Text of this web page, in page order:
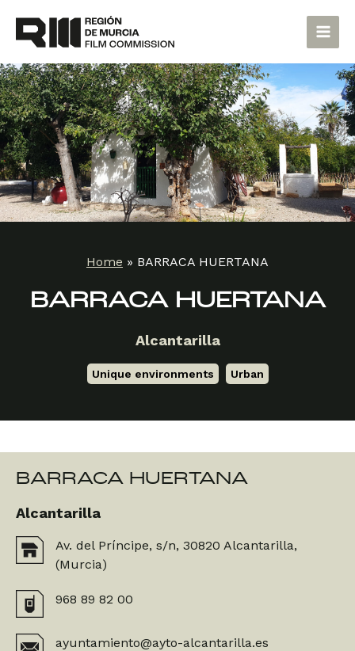
content
Main
Home » BARRACA HUERTANA
BARRACA HUERTANA
Alcantarilla
Unique environments Urban
BARRACA HUERTANA
Alcantarilla
Av. del Príncipe, s/n, 30820 Alcantarilla,
(Murcia)
968 89 82 00
ayuntamiento@ayto-alcantarilla.es